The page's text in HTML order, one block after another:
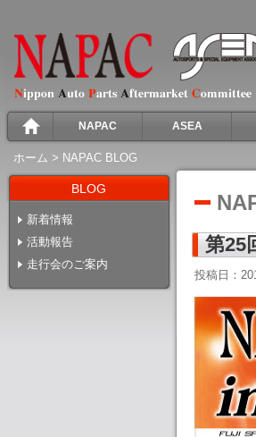
NAPAC ASEA
ホーム > NAPAC BLOG
BLOG
新着情報
活動報告
走行会のご案内
第25
投稿日：